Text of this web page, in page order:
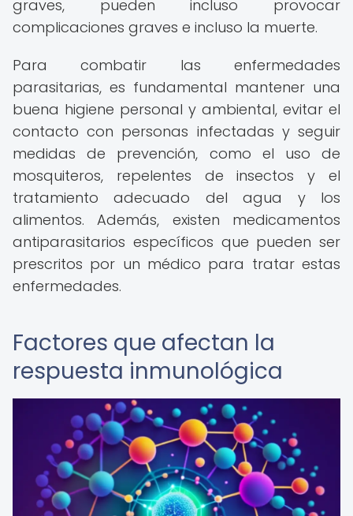
graves, pueden incluso provocar
complicaciones graves e incluso la muerte.
Para combatir las enfermedades
parasitarias, es fundamental mantener una
buena higiene personal y ambiental, evitar el
contacto con personas infectadas y seguir
medidas de prevención, como el uso de
mosquiteros, repelentes de insectos y el
tratamiento adecuado del agua y los
alimentos. Además, existen medicamentos
antiparasitarios específicos que pueden ser
prescritos por un médico para tratar estas
enfermedades.
Factores que afectan la
respuesta inmunológica